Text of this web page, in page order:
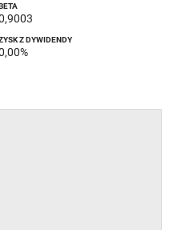
Z DYWIDENDY